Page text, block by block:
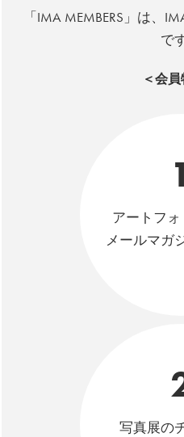
「IMA MEMBERS」は、
で
＜会
1
アートフ
メールマガ
写真展の